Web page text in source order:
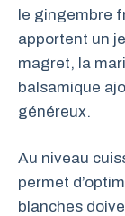
le gingembre
apportent un
magret, la
balsamique
généreux.
Au niveau
permet
blanches